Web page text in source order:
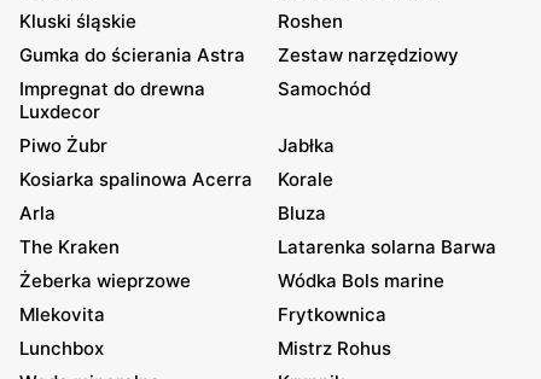
Kluski śląskie
Roshen
Gumka do ścierania Astra
Zestaw narzędziowy
Impregnat do drewna
Luxdecor
Samochód
Piwo Żubr
Jabłka
Kosiarka spalinowa Acerra
Korale
Arla
Bluza
The Kraken
Latarenka solarna Barwa
Żeberka wieprzowe
Wódka Bols marine
Mlekovita
Frytkownica
Lunchbox
Mistrz Rohus